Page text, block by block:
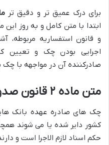
برای درک عمیق تر و دقیق تر
ابتدا با متن کامل و به روز این
و قانون استفساریه مربوطه،
اجرایی بودن چک و تعیین
صادرکننده آن در مواجهه با
متن ماده ۲ قانون صدور چک
چک های صادره عهده بانک
کشور دایر شده یا می شوند
حکم اسناد لازم الاجرا است و